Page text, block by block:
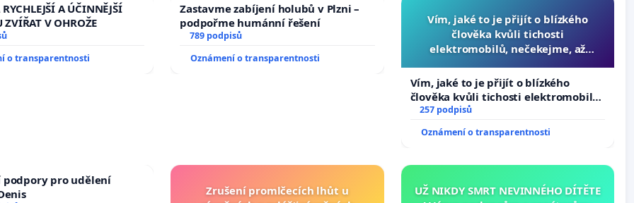
RYCHLEJŠÍ A ÚČINNĚJŠÍ
ZVÍŘAT V OHROŽE
o transparentnosti
Zastavme zabíjení holubů v Plzni –
podpořme humánní řešení
789 podpisů
Oznámení o transparentnosti
Vím, jaké to je přijít o blízkého
člověka kvůli tichosti
elektromobilů, nečekejme, až
auta!
Vím, jaké to je přijít o blízkého
člověka kvůli tichosti elektromobilů,
nečekejme, až přibydou další,
257 podpisů
Oznámení o transparentnosti
podpory pro udělení
Zrušení promlčecích lhůt u
UŽ NIKDY SMRT NEVINNÉHO DÍTĚTE